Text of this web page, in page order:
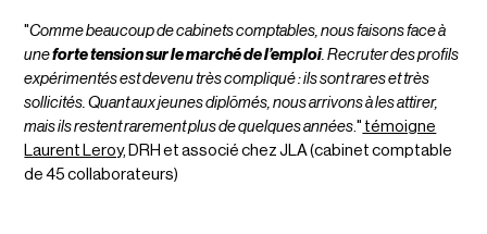
"Comme beaucoup de cabinets comptables, nous faisons face à
uneforte tension sur le marché de l’emploi. Recruter des profils
expérimentés est devenu très compliqué : ils sont rares et très
sollicités. Quant aux jeunes diplômés, nous arrivons à les attirer,
mais ils restent rarement plus de quelques années." témoigne
Laurent Leroy, DRH et associé chez JLA (cabinet comptable
de 45 collaborateurs)